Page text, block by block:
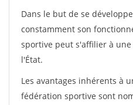
Dans le but de se
constamment son
sportive peut s'affilier à
l'État.
Les avantages inhérents à
fédération sportive sont